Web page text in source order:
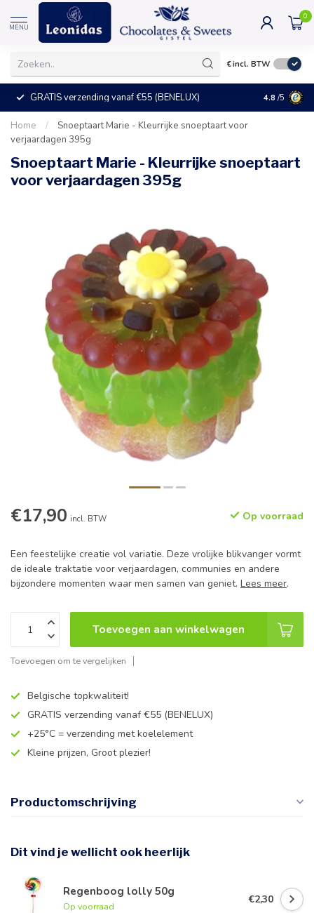
MENU
0
€incl. BTW
GRATIS verzending vanaf €55 (BENELUX) +25°C =
4.8 /5
Home /
Snoeptaart Marie - Kleurrijke snoeptaart voor
verjaardagen 395g
Snoeptaart Marie - Kleurrijke snoeptaart
voor verjaardagen 395g
€17,90 incl. BTW Op voorraad
Een feestelijke creatie vol variatie. Deze vrolijke blikvanger vormt
de ideale traktatie voor verjaardagen, communies en andere
bijzondere momenten waar men samen van geniet. Lees meer.
Toevoegen aan winkelwagen
Toevoegen om te vergelijken
Belgische topkwaliteit!
GRATIS verzending vanaf €55 (BENELUX)
+25°C = verzending met koelelement
Kleine prijzen, Groot plezier!
Productomschrijving
Dit vind je wellicht ook heerlijk
Regenboog lolly 50g
Op voorraad
€2,30